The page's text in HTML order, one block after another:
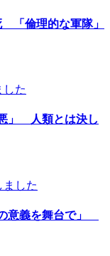
「倫理的な軍隊」
した
」 人類とは決し
した
意義を舞台で」